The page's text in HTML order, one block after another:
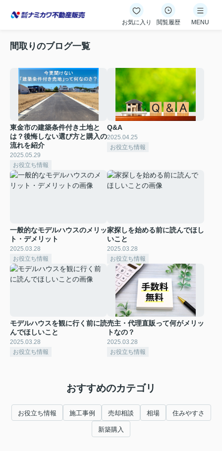
お気に入り 閲覧履歴 MENU
間取りのブログ一覧
東金市の建築条件付き土地と
は？後悔しない選び方と購入の
流れを紹介
2025.05.29
お役立ち情報
Q&A
2025.04.25
お役立ち情報
一般的なモデルハウスのメリッ
ト・デメリット
2025.03.28
お役立ち情報
家探しを始める前に読んでほし
いこと
2025.03.28
お役立ち情報
モデルハウスを観に行く前に読
んでほしいこと
2025.03.28
お役立ち情報
売主・代理直販って何がメリッ
トなの？
2025.03.28
お役立ち情報
おすすめのカテゴリ
お役立ち情報 施工事例 売却相談 相場 住みやすさ
新築購入